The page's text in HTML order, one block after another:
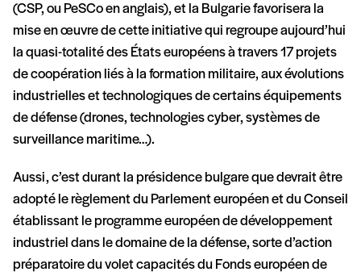
(CSP, ou PeSCo en anglais), et la Bulgarie favorisera la
mise en œuvre de cette initiative qui regroupe aujourd’hui
la quasi-totalité des États européens à travers 17 projets
de coopération liés à la formation militaire, aux évolutions
industrielles et technologiques de certains équipements
de défense (drones, technologies cyber, systèmes de
surveillance maritime…).
Aussi, c’est durant la présidence bulgare que devrait être
adopté le règlement du Parlement européen et du Conseil
établissant le programme européen de développement
industriel dans le domaine de la défense, sorte d’action
préparatoire du volet capacités du Fonds européen de